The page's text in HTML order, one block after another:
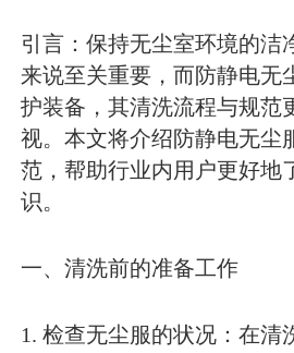
引言：保持无尘室环境的洁
来说至关重要，而防静电无
护装备，其清洗流程与规范
视。本文将介绍防静电无尘
范，帮助行业内用户更好地
识。
一、清洗前的准备工作
1. 检查无尘服的状况：在清